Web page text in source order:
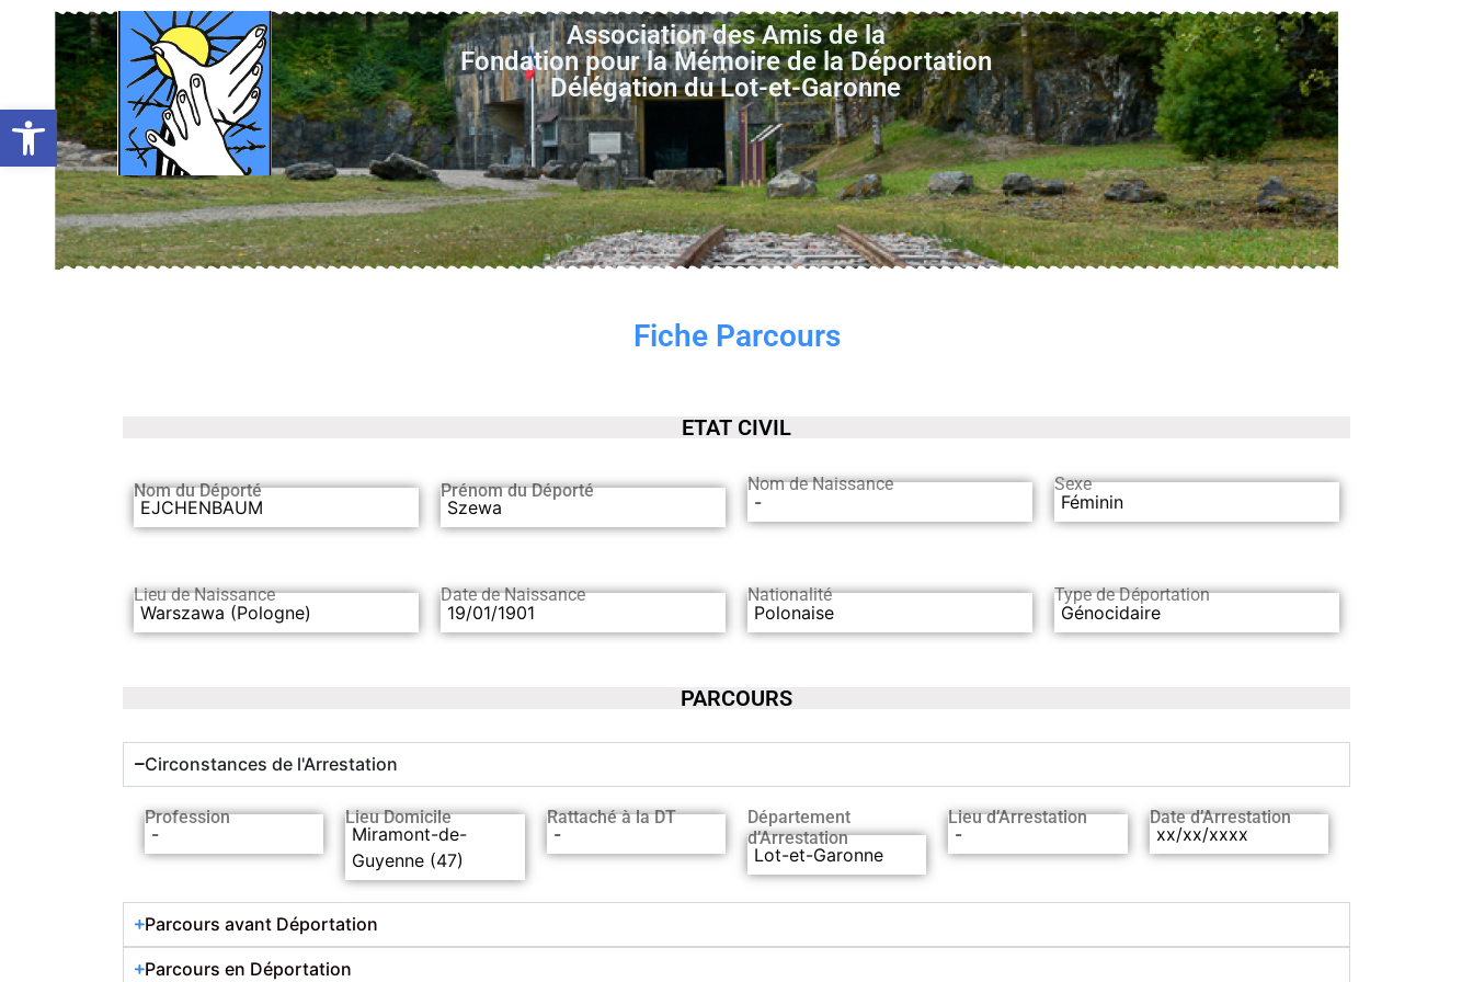
Ouvrir la barre d’outils
Association des Amis de la
Fondation pour la Mémoire de la Déportation
Délégation du Lot-et-Garonne
Fiche Parcours
ETAT CIVIL
Nom du Déporté
EJCHENBAUM
Prénom du Déporté
Szewa
Nom de Naissance
-
Sexe
Féminin
Lieu de Naissance
Warszawa (Pologne)
Date de Naissance
19/01/1901
Nationalité
Polonaise
Type de Déportation
Génocidaire
PARCOURS
Circonstances de l'Arrestation
Profession
-
Lieu Domicile
Miramont-de-
Guyenne (47)
Rattaché à la DT
-
Département
d’Arrestation
Lot-et-Garonne
Lieu d’Arrestation
-
Date d’Arrestation
xx/xx/xxxx
Parcours avant Déportation
Parcours en Déportation